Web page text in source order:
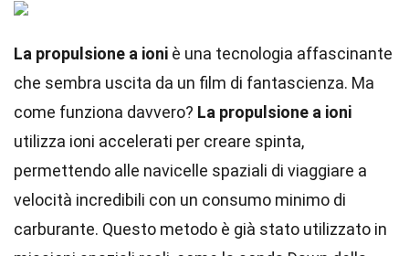
La propulsione a ioni è una tecnologia affascinante
che sembra uscita da un film di fantascienza. Ma
come funziona davvero? La propulsione a ioni
utilizza ioni accelerati per creare spinta,
permettendo alle navicelle spaziali di viaggiare a
velocità incredibili con un consumo minimo di
carburante. Questo metodo è già stato utilizzato in